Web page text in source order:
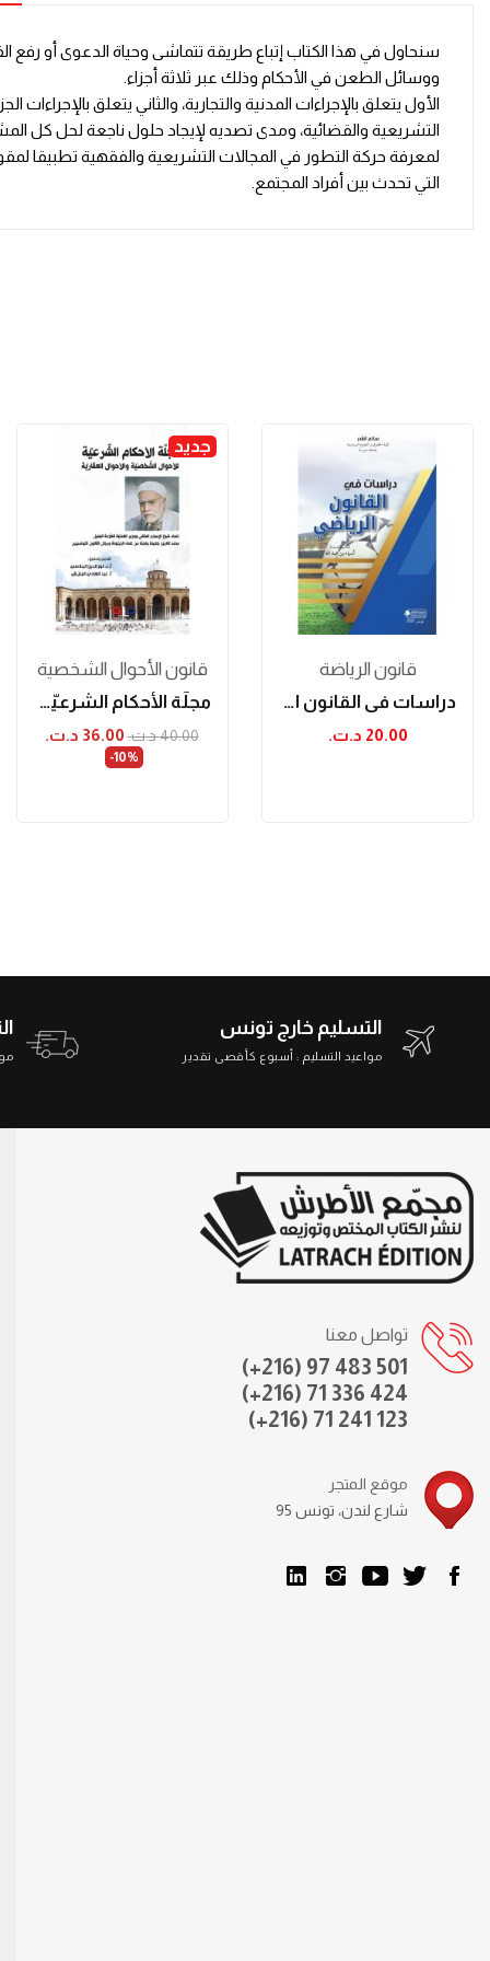
سنحاول في هذا الكتاب إتباع طريقة تتماشى وحياة الدعوى أو رفع
ووسائل الطعن في الأحكام وذلك عبر ثلاثة أجزاء.
الأول يتعلق بالإجراءات المدنية والتجارية، والثاني يتعلق
التشريعية والقضائية، ومدى تصديه لإيجاد حلول ناجعة لحل كل
لمعرفة حركة التطور في المجالات التشريعية والفقهية تطبيقا
التي تحدث بين أفراد المجتمع.
جديد
قانون الأحوال الشخصية
مجلّة الأحكام الشّرعيّة للأحوال الشّخصيّة...
40.00 د.ت.‏ 36.00 د.ت.‏
‎-10%
قانون الریاضة
دراسات في القانون الرياضي
20.00 د.ت.‏
التسليم خارج تونس
مواعيد التسليم : أسبوع كأقصى تقدير
تواصل معنا
(+216) 97 483 501
(+216) 71 336 424
(+216) 71 241 123
موقع المتجر
95 شارع لندن، تونس